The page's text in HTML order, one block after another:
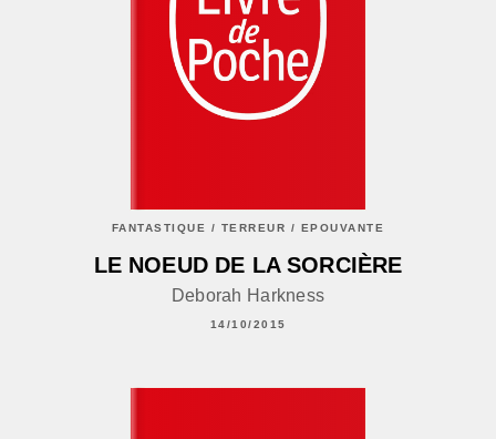
FANTASTIQUE / TERREUR / EPOUVANTE
LE NOEUD DE LA SORCIÈRE
Deborah Harkness
14/10/2015